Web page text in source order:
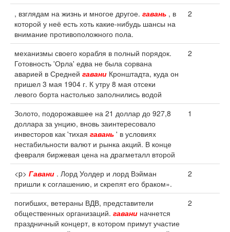
, взглядам на жизнь и многое другое. гавань , в
которой у неё есть хоть какие-нибудь шансы на
внимание противоположного пола.
2
механизмы своего корабля в полный порядок.
Готовность 'Орла' едва не была сорвана
аварией в Средней гавани Кронштадта, куда он
пришел 3 мая 1904 г. К утру 8 мая отсеки
левого борта настолько заполнились водой
2
Золото, подорожавшее на 21 доллар до 927,8
доллара за унцию, вновь заинтересовало
инвесторов как 'тихая гавань ' в условиях
нестабильности валют и рынка акций. В конце
февраля биржевая цена на драгметалл второй
1
<p> Гавани . Лорд Уолдер и лорд Вэйман
пришли к соглашению, и скрепят его браком».
2
погибших, ветераны ВДВ, представители
общественных организаций. гавани начнется
праздничный концерт, в котором примут участие
2